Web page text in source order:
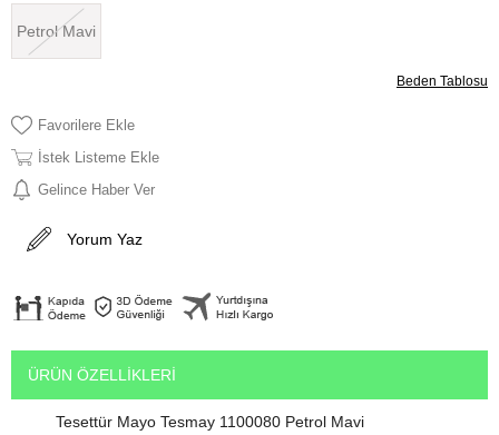
Petrol Mavi
Beden Tablosu
Favorilere Ekle
İstek Listeme Ekle
Gelince Haber Ver
Yorum Yaz
ÜRÜN ÖZELLIKLERI
Tesettür Mayo Tesmay 1100080 Petrol Mavi